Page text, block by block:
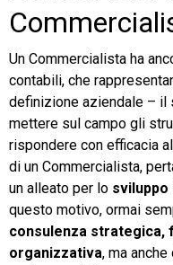
Un Commercialista ha
contabili, che
definizione aziendale – il
mettere sul campo gli
rispondere con efficacia
di un Commercialista,
un alleato per lo sviluppo
questo motivo, ormai
consulenza strategica,
organizzativa, ma